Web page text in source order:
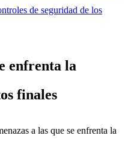
de seguridad de los
enfrenta la
finales
a las que se enfrenta la